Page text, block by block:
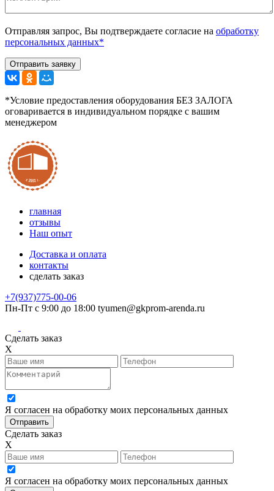
Отправляя запрос, Вы подтверждаете согласие на обработку
персональных данных*
*Условие предоставления оборудования БЕЗ ЗАЛОГА
оговаривается в индивидуальном порядке с вашим
менеджером
главная
отзывы
Наш опыт
Доставка и оплата
контакты
сделать заказ
+7(937)775-00-06
Пн-Пт с 9:00 до 18:00 tyumen@gkprom-arenda.ru
Сделать заказ
X
Я согласен на обработку моих персональных данных
Сделать заказ
X
Я согласен на обработку моих персональных данных